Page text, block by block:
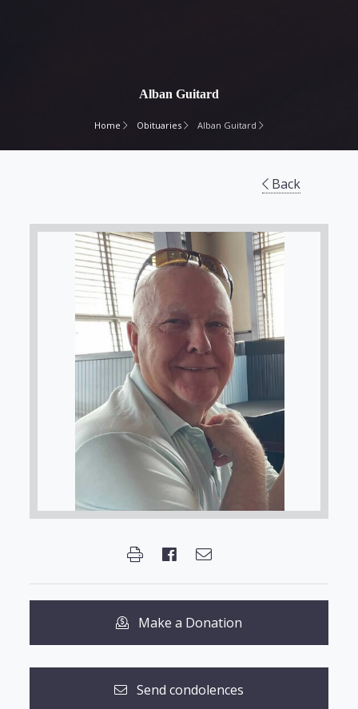
Alban Guitard
Home Obituaries Alban Guitard
Back
Make a Donation
Send condolences